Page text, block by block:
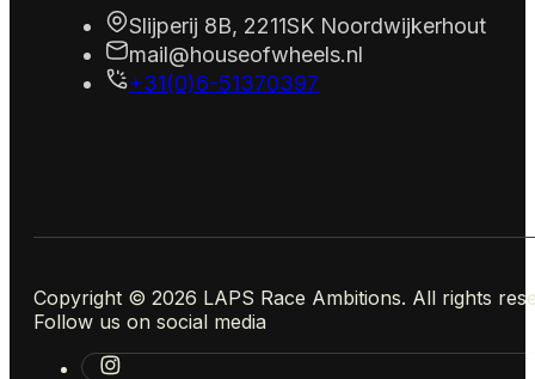
Slijperij 8B, 2211SK Noordwijkerhout
mail@houseofwheels.nl
+31(0)6-51370397
Copyright © 2026 LAPS Race Ambitions. All rights
Follow us on social media